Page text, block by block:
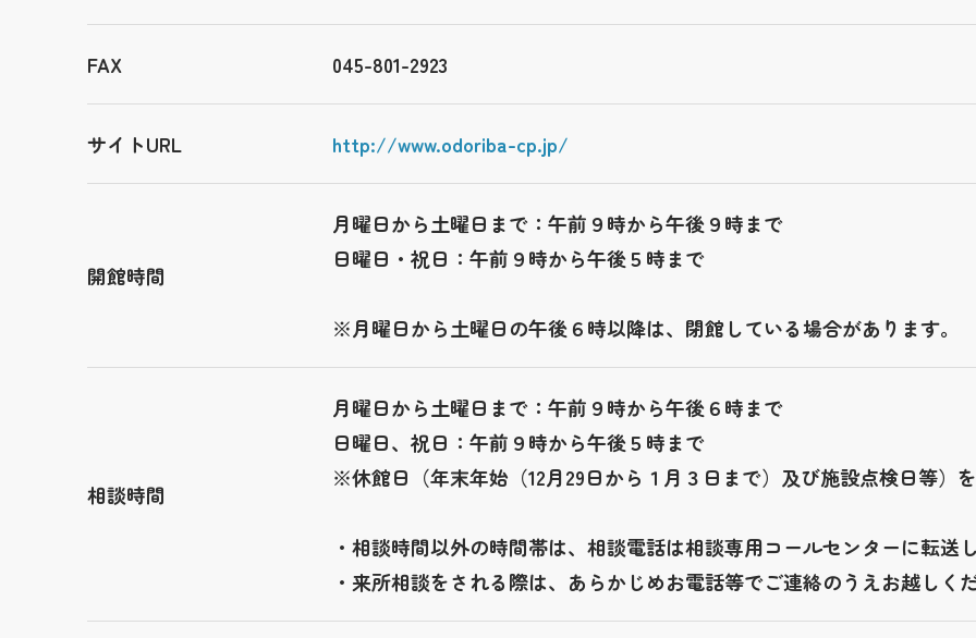
FAX 045-801-2923
サイトURL http://www.odoriba-cp.jp/
開館時間
月曜日から土曜日まで：午前９時から午後９時まで
日曜日・祝日：午前９時から午後５時まで
※月曜日から土曜日の午後６時以降は、閉館している場合があります。
相談時間
月曜日から土曜日まで：午前９時から午後６時まで
日曜日、祝日：午前９時から午後５時まで
※休館日（年末年始（12月29日から１月３日まで）及び施設点検日等）
・相談時間以外の時間帯は、相談電話は相談専用コールセンターに転送
・来所相談をされる際は、あらかじめお電話等でご連絡のうえお越しくだ